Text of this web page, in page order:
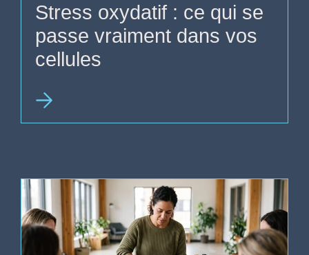
Stress oxydatif : ce qui se
passe vraiment dans vos
cellules